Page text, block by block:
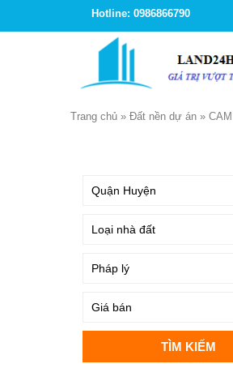
Hotline: 0986866790
Trang chủ » Đất nền dự án »